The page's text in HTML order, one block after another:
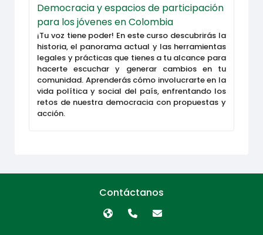
Democracia y espacios de participación
para los jóvenes en Colombia
¡Tu voz tiene poder! En este curso descubrirás la
historia, el panorama actual y las herramientas
legales y prácticas que tienes a tu alcance para
hacerte escuchar y generar cambios en tu
comunidad. Aprenderás cómo involucrarte en la
vida política y social del país, enfrentando los
retos de nuestra democracia con propuestas y
acción.
Contáctanos